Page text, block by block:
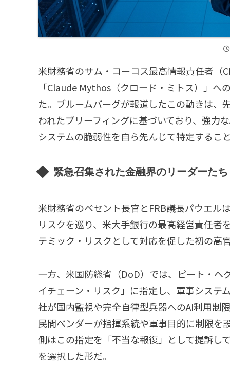
米財務省のサム・コーコス最高情報責任者（
「Claude Mythos（クロード・ミトス）」へ
た。ブルームバーグが報道したこの動きは、
われたブリーフィングに基づいており、強力
システムの脆弱性を自ら先んじて特定するこ
緊急召集された金融界のリーダーたち
米財務省のベセント長官とFRB議長パウエル
リスクを巡り、米大手銀行の最高経営責任
テミック・リスクとして対応を促した初の高
一方、米国防総省（DoD）では、ピート・ヘ
イチェーン・リスク」に指定し、軍事システ
社が国内監視や完全自律型兵器へのAI利用制
民間ベンダーが指揮系統や軍事目的に制限を
側はこの指定を「不当な報復」として提訴し
を選択した形だ。